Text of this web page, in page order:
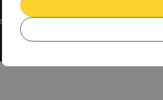
au
Plus de 222.905 avis 7 langues
Tarifs
de ski